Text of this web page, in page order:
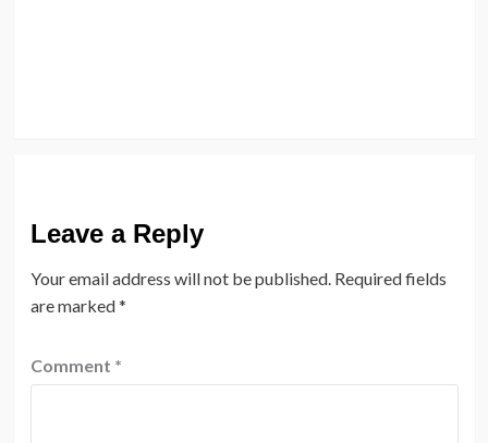
Leave a Reply
Your email address will not be published. Required fields
are marked*
Comment *